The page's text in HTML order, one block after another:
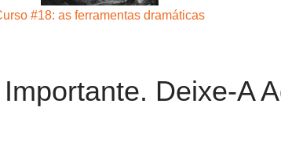
#18: as ferramentas dramáticas
Deixe-A